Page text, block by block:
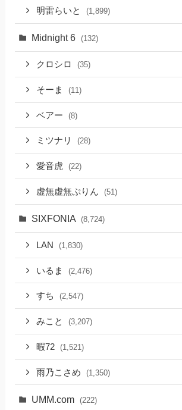
明雷らいと (1,899)
Midnight 6 (132)
クロシロ (35)
そーま (11)
ベアー (8)
ミツナリ (28)
愛音虎 (22)
虚無虚無ぷりん (51)
SIXFONIA (8,724)
LAN (1,830)
いるま (2,476)
すち (2,547)
みこと (3,207)
暇72 (1,521)
雨乃こさめ (1,350)
UMM.com (222)